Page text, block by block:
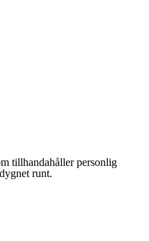
tillhandahåller personlig
runt.